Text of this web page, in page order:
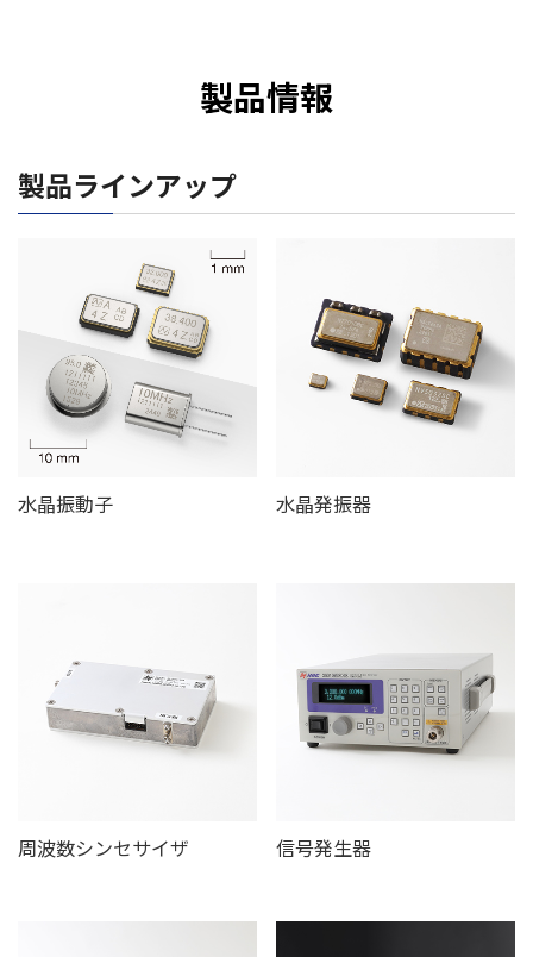
製品情報
製品ラインアップ
水晶振動子 水晶発振器
周波数シンセサイザ 信号発生器